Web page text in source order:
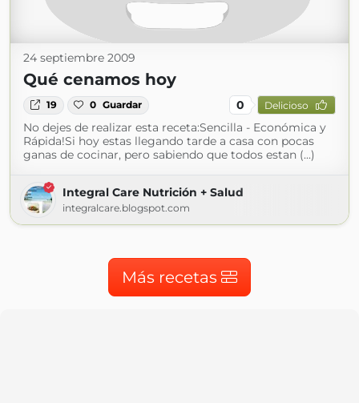
24 septiembre 2009
Qué cenamos hoy
19 0 Guardar 0 Delicioso
No dejes de realizar esta receta:Sencilla - Económica y
Rápida!Si hoy estas llegando tarde a casa con pocas
ganas de cocinar, pero sabiendo que todos estan (...)
Integral Care Nutrición + Salud
integralcare.blogspot.com
Más recetas